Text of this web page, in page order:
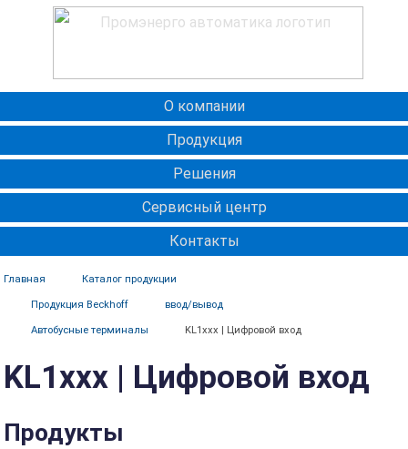
О компании
Продукция
Решения
Сервисный центр
Контакты
Главная Каталог продукции
Продукция Beckhoff ввод/вывод
Автобусные терминалы KL1xxx | Цифровой вход
KL1xxx | Цифровой вход
Продукты